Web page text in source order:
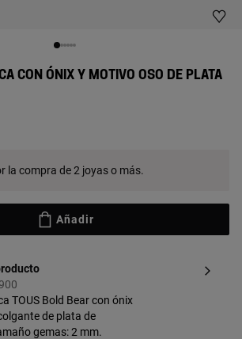
CON ÓNIX Y MOTIVO OSO DE PLATA
la compra de 2 joyas o más.
Añadir
TOUS Bold Bear con ónix
de plata de
gemas: 2 mm.